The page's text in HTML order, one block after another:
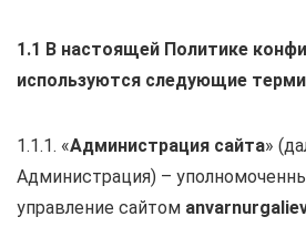
1.1 В настоящей Политике
используются следующие
1.1.1. «Администрация сайта»
Администрация) –
управление сайтом